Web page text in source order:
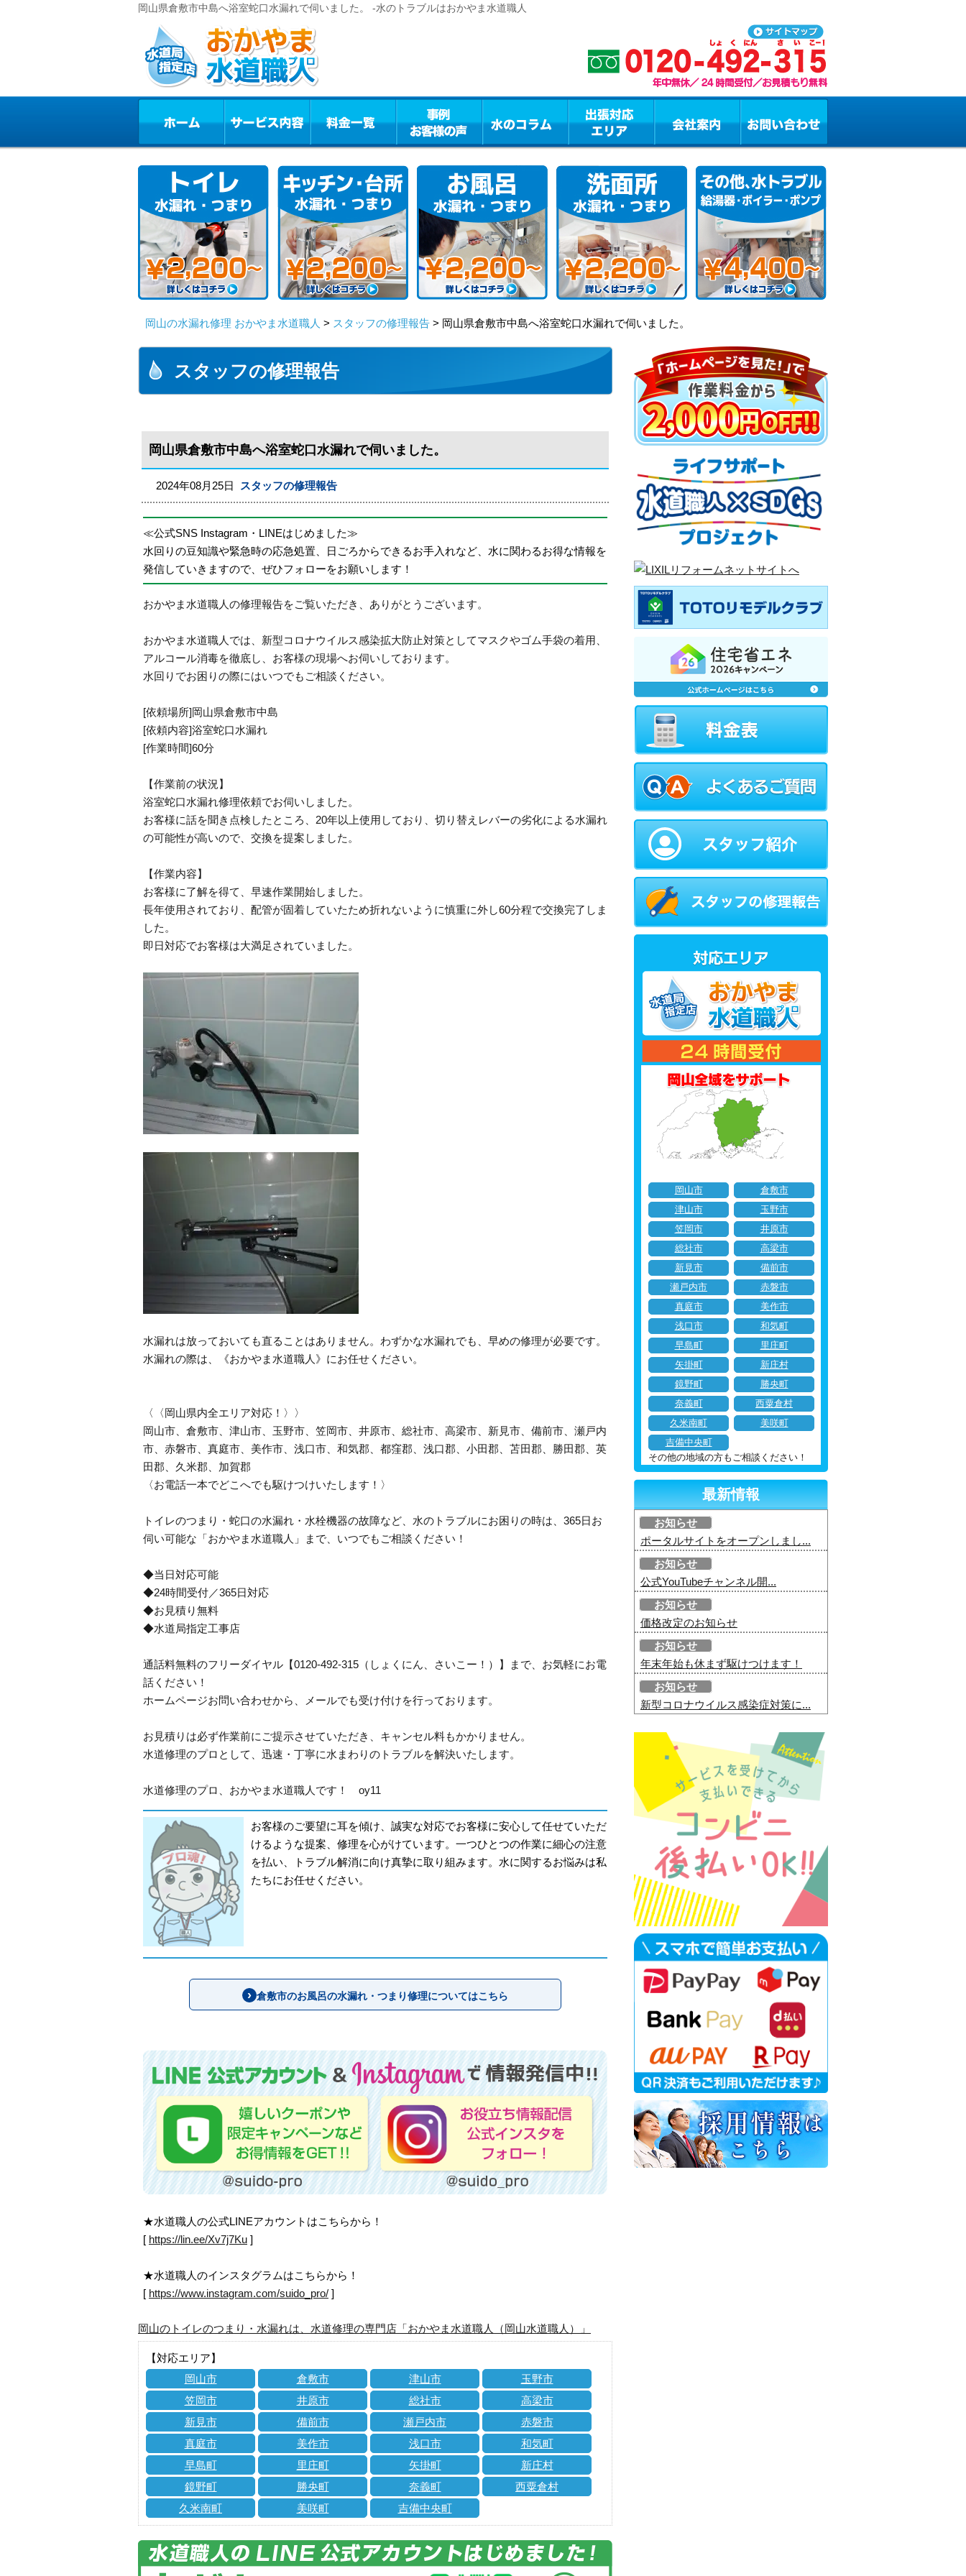
岡山県倉敷市中島へ浴室蛇口水漏れで伺いました。 -水のトラブルはおかやま水道職人
岡山の水漏れ修理 おかやま水道職人 > スタッフの修理報告 > 岡山県倉敷市中島へ浴室蛇口水漏れで伺いました。
スタッフの修理報告
岡山県倉敷市中島へ浴室蛇口水漏れで伺いました。
2024年08月25日 スタッフの修理報告
≪公式SNS Instagram・LINEはじめました≫
水回りの豆知識や緊急時の応急処置、日ごろからできるお手入れなど、水に関わるお得な情報を
発信していきますので、ぜひフォローをお願いします！
おかやま水道職人の修理報告をご覧いただき、ありがとうございます。
おかやま水道職人では、新型コロナウイルス感染拡大防止対策としてマスクやゴム手袋の着用、
アルコール消毒を徹底し、お客様の現場へお伺いしております。
水回りでお困りの際にはいつでもご相談ください。
[依頼場所]岡山県倉敷市中島
[依頼内容]浴室蛇口水漏れ
[作業時間]60分
【作業前の状況】
浴室蛇口水漏れ修理依頼でお伺いしました。
お客様に話を聞き点検したところ、20年以上使用しており、切り替えレバーの劣化による水漏れ
の可能性が高いので、交換を提案しました。
【作業内容】
お客様に了解を得て、早速作業開始しました。
長年使用されており、配管が固着していたため折れないように慎重に外し60分程で交換完了しま
した。
即日対応でお客様は大満足されていました。
水漏れは放っておいても直ることはありません。わずかな水漏れでも、早めの修理が必要です。
水漏れの際は、《おかやま水道職人》にお任せください。
〈〈岡山県内全エリア対応！〉〉
岡山市、倉敷市、津山市、玉野市、笠岡市、井原市、総社市、高梁市、新見市、備前市、瀬戸内
市、赤磐市、真庭市、美作市、浅口市、和気郡、都窪郡、浅口郡、小田郡、苫田郡、勝田郡、英
田郡、久米郡、加賀郡
〈お電話一本でどこへでも駆けつけいたします！〉
トイレのつまり・蛇口の水漏れ・水栓機器の故障など、水のトラブルにお困りの時は、365日お
伺い可能な「おかやま水道職人」まで、いつでもご相談ください！
◆当日対応可能
◆24時間受付／365日対応
◆お見積り無料
◆水道局指定工事店
通話料無料のフリーダイヤル【0120-492-315（しょくにん、さいこー！）】まで、お気軽にお電
話ください！
ホームページお問い合わせから、メールでも受け付けを行っております。
お見積りは必ず作業前にご提示させていただき、キャンセル料もかかりません。
水道修理のプロとして、迅速・丁寧に水まわりのトラブルを解決いたします。
水道修理のプロ、おかやま水道職人です！ oy11
お客様のご要望に耳を傾け、誠実な対応でお客様に安心して任せていただ
けるような提案、修理を心がけています。一つひとつの作業に細心の注意
を払い、トラブル解消に向け真摯に取り組みます。水に関するお悩みは私
たちにお任せください。
倉敷市のお風呂の水漏れ・つまり修理についてはこちら
★水道職人の公式LINEアカウントはこちらから！
[ https://lin.ee/Xv7j7Ku ]
★水道職人のインスタグラムはこちらから！
[ https://www.instagram.com/suido_pro/ ]
岡山のトイレのつまり・水漏れは、水道修理の専門店「おかやま水道職人（岡山水道職人）」
【対応エリア】
岡山市
倉敷市 津山市
玉野市
笠岡市
井原市 総社市
高梁市
新見市
備前市 瀬戸内市
赤磐市
真庭市
美作市 浅口市
和気町
早島町
里庄町 矢掛町
新庄村
鏡野町
勝央町 奈義町
西粟倉村
久米南町
美咲町 吉備中央町
岡山市
倉敷市
津山市
玉野市
笠岡市
井原市
総社市
高梁市
新見市
備前市
瀬戸内市
赤磐市
真庭市
美作市
浅口市
和気町
早島町
里庄町
矢掛町
新庄村
鏡野町
勝央町
奈義町
西粟倉村
久米南町
美咲町
吉備中央町
その他の地域の方もご相談ください！
最新情報
お知らせ
ポータルサイトをオープンしまし...
お知らせ
公式YouTubeチャンネル開...
お知らせ
価格改定のお知らせ
お知らせ
年末年始も休まず駆けつけます！
お知らせ
新型コロナウイルス感染症対策に...